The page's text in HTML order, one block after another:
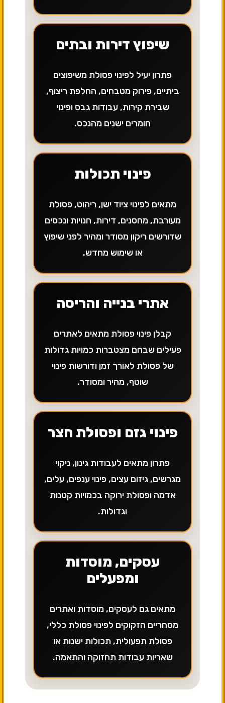
שיפוץ דירות ובתים
פתרון יעיל לפינוי פסולת משיפוצים
ביתיים, פירוק מטבחים, החלפת ריצוף,
שבירת קירות, עבודות גבס ופינוי
חומרים ישנים מהנכס.
פינוי תכולות
מתאים לפינוי ציוד ישן, ריהוט, פסולת
מעורבת, מחסנים, דירות, חנויות ונכסים
שדורשים ריקון מסודר ומהיר לפני שיפוץ
או שימוש מחדש.
אתרי בנייה והריסה
קבלן פינוי פסולת מתאים לאתרים
פעילים שבהם מצטברות כמויות גדולות
של פסולת לאורך זמן ודורשות פינוי
שוטף, מהיר ומסודר.
פינוי גזם ופסולת חצר
פתרון מתאים לעבודות גינון, ניקוי
מגרשים, גיזום עצים, פינוי ענפים, עלים,
אדמה ופסולת ירוקה בכמויות קטנות
וגדולות.
עסקים, מוסדות
ומפעלים
מתאים גם לעסקים, מוסדות ואתרים
מסחריים הזקוקים לפינוי פסולת כללי,
פסולת תפעולית, תכולות ישנות או
שאריות עבודות תחזוקה והתאמה.